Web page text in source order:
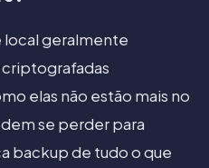
local geralmente
elas não estão mais no
se perder para
backup de tudo o que